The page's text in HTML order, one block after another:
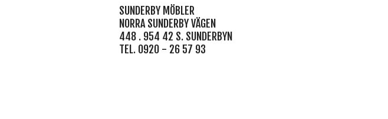
SUNDERBY MÖBLER
NORRA SUNDERBY VÄGEN
448 . 954 42 S. SUNDERBYN
TEL. 0920 - 26 57 93